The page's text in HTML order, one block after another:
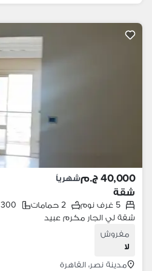
40,000 ج.م شهرياً
شقة
5 غرف نوم 2 حمامات
300 م٢
شقة لي الجار مكرم عبيد
مفروش
لا
مدينة نصر، القاهرة